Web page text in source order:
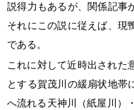
説得力もあるが、関係記事
それにこの説に従えば、現
である。
これに対して近時出された
とする賀茂川の緩扇状地帯
へ流れる天神川
（紙屋川）